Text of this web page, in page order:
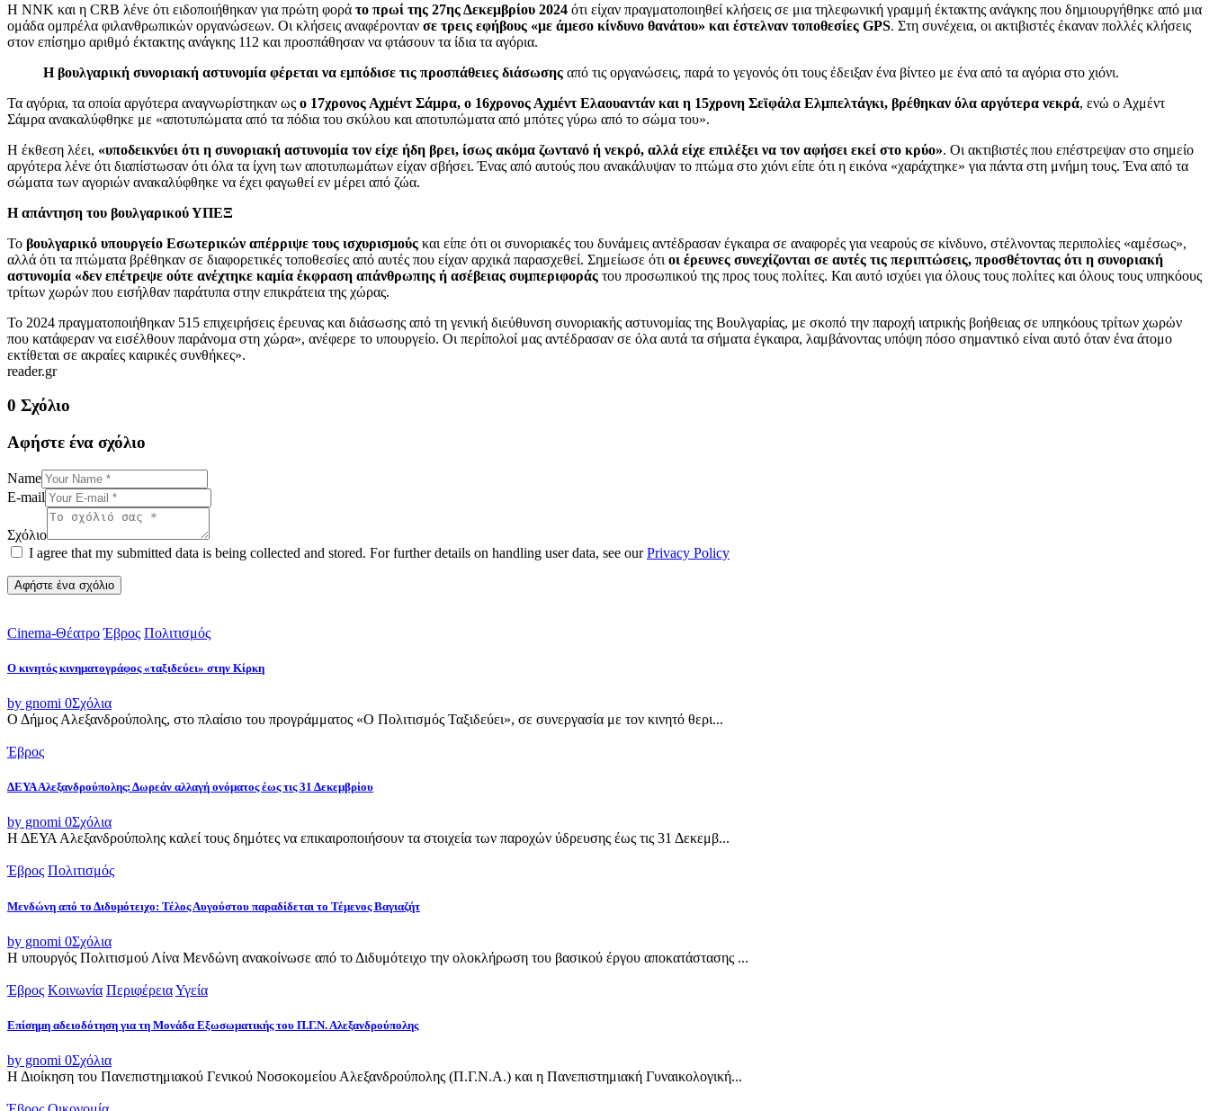
Η NNK και η CRB λένε ότι ειδοποιήθηκαν για πρώτη φορά το πρωί της 27ης Δεκεμβρίου 2024 ότι είχαν πραγματοποιηθεί κλήσεις σε μια τηλεφωνική γραμμή έκτακτης ανάγκης που δημιουργήθηκε από μια
ομάδα ομπρέλα φιλανθρωπικών οργανώσεων. Οι κλήσεις αναφέρονταν σε τρεις εφήβους «με άμεσο κίνδυνο θανάτου» και έστελναν τοποθεσίες GPS. Στη συνέχεια, οι ακτιβιστές έκαναν πολλές κλήσεις
στον επίσημο αριθμό έκτακτης ανάγκης 112 και προσπάθησαν να φτάσουν τα ίδια τα αγόρια.
Η βουλγαρική συνοριακή αστυνομία φέρεται να εμπόδισε τις προσπάθειες διάσωσης από τις οργανώσεις, παρά το γεγονός ότι τους έδειξαν ένα βίντεο με ένα από τα αγόρια στο χιόνι.
Τα αγόρια, τα οποία αργότερα αναγνωρίστηκαν ως ο 17χρονος Αχμέντ Σάμρα, ο 16χρονος Αχμέντ Ελαουαντάν και η 15χρονη Σεϊφάλα Ελμπελτάγκι, βρέθηκαν όλα αργότερα νεκρά, ενώ ο Αχμέντ
Σάμρα ανακαλύφθηκε με «αποτυπώματα από τα πόδια του σκύλου και αποτυπώματα από μπότες γύρω από το σώμα του».
Η έκθεση λέει, «υποδεικνύει ότι η συνοριακή αστυνομία τον είχε ήδη βρει, ίσως ακόμα ζωντανό ή νεκρό, αλλά είχε επιλέξει να τον αφήσει εκεί στο κρύο». Οι ακτιβιστές που επέστρεψαν στο σημείο
αργότερα λένε ότι διαπίστωσαν ότι όλα τα ίχνη των αποτυπωμάτων είχαν σβήσει. Ένας από αυτούς που ανακάλυψαν το πτώμα στο χιόνι είπε ότι η εικόνα «χαράχτηκε» για πάντα στη μνήμη τους. Ένα από τα
σώματα των αγοριών ανακαλύφθηκε να έχει φαγωθεί εν μέρει από ζώα.
Η απάντηση του βουλγαρικού ΥΠΕΞ
Το βουλγαρικό υπουργείο Εσωτερικών απέρριψε τους ισχυρισμούς και είπε ότι οι συνοριακές του δυνάμεις αντέδρασαν έγκαιρα σε αναφορές για νεαρούς σε κίνδυνο, στέλνοντας περιπολίες «αμέσως»,
αλλά ότι τα πτώματα βρέθηκαν σε διαφορετικές τοποθεσίες από αυτές που είχαν αρχικά παρασχεθεί. Σημείωσε ότι οι έρευνες συνεχίζονται σε αυτές τις περιπτώσεις, προσθέτοντας ότι η συνοριακή
αστυνομία «δεν επέτρεψε ούτε ανέχτηκε καμία έκφραση απάνθρωπης ή ασέβειας συμπεριφοράς του προσωπικού της προς τους πολίτες. Και αυτό ισχύει για όλους τους πολίτες και όλους τους υπηκόους
τρίτων χωρών που εισήλθαν παράτυπα στην επικράτεια της χώρας.
Το 2024 πραγματοποιήθηκαν 515 επιχειρήσεις έρευνας και διάσωσης από τη γενική διεύθυνση συνοριακής αστυνομίας της Βουλγαρίας, με σκοπό την παροχή ιατρικής βοήθειας σε υπηκόους τρίτων χωρών
που κατάφεραν να εισέλθουν παράνομα στη χώρα», ανέφερε το υπουργείο. Οι περίπολοί μας αντέδρασαν σε όλα αυτά τα σήματα έγκαιρα, λαμβάνοντας υπόψη πόσο σημαντικό είναι αυτό όταν ένα άτομο
εκτίθεται σε ακραίες καιρικές συνθήκες».
reader.gr
0 Σχόλιο
Αφήστε ένα σχόλιο
Name
E-mail
Σχόλιο
I agree that my submitted data is being collected and stored. For further details on handling user data, see ourPrivacy Policy
Cinema-Θέατρο Έβρος Πολιτισμός
Ο κινητός κινηματογράφος «ταξιδεύει» στην Κίρκη
by gnomi 0Σχόλια
Ο Δήμος Αλεξανδρούπολης, στο πλαίσιο του προγράμματος «Ο Πολιτισμός Ταξιδεύει», σε συνεργασία με τον κινητό θερι...
Έβρος
ΔΕΥΑ Αλεξανδρούπολης: Δωρεάν αλλαγή ονόματος έως τις 31 Δεκεμβρίου
by gnomi 0Σχόλια
Η ΔΕΥΑ Αλεξανδρούπολης καλεί τους δημότες να επικαιροποιήσουν τα στοιχεία των παροχών ύδρευσης έως τις 31 Δεκεμβ...
Έβρος Πολιτισμός
Μενδώνη από το Διδυμότειχο: Τέλος Αυγούστου παραδίδεται το Τέμενος Βαγιαζήτ
by gnomi 0Σχόλια
Η υπουργός Πολιτισμού Λίνα Μενδώνη ανακοίνωσε από το Διδυμότειχο την ολοκλήρωση του βασικού έργου αποκατάστασης ...
Έβρος Κοινωνία ΠεριφέρειαΥγεία
Επίσημη αδειοδότηση για τη Μονάδα Εξωσωματικής του Π.Γ.Ν. Αλεξανδρούπολης
by gnomi 0Σχόλια
Η Διοίκηση του Πανεπιστημιακού Γενικού Νοσοκομείου Αλεξανδρούπολης (Π.Γ.Ν.Α.) και η Πανεπιστημιακή Γυναικολογική...